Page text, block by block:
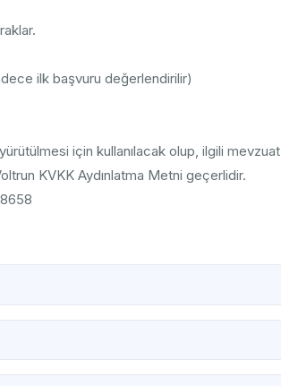
ilk başvuru değerlendirilir)
için kullanılacak olup, ilgili mevzuat
KVKK Aydınlatma Metni geçerlidir.